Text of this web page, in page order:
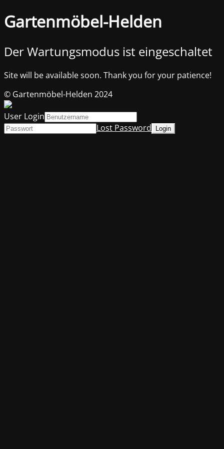
Gartenmöbel-Helden
Der Wartungsmodus ist eingeschaltet
Site will be available soon. Thank you for your patience!
© Gartenmöbel-Helden 2024
User Login
Lost Password